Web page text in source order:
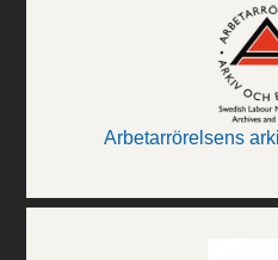
Arbetarrörelsens